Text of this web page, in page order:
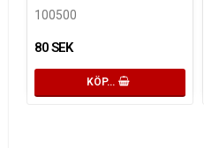
100500
80 SEK
KÖP…